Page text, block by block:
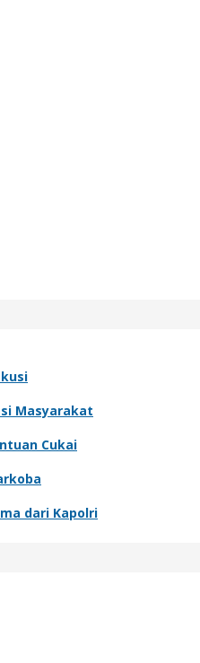
Masyarakat
Cukai
dari Kapolri